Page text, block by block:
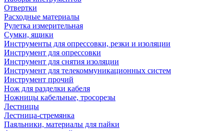
Отвертки
Расходные материалы
Рулетка измерительная
Сумки, ящики
Инструменты для опрессовки, резки и изоляции
Инструмент для опрессовки
Инструмент для снятия изоляции
Инструмент для телекоммуникационных систем
Инструмент прочий
Нож для разделки кабеля
Ножницы кабельные, тросорезы
Лестницы
Лестница-стремянка
Паяльники, материалы для пайки